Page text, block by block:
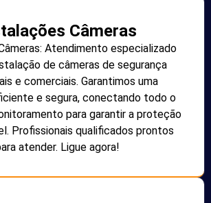
Câmeras
Atendimento especializado
de câmeras de segurança
e comerciais. Garantimos uma
e segura, conectando todo o
para garantir a proteção
Profissionais qualificados prontos
atender. Ligue agora!